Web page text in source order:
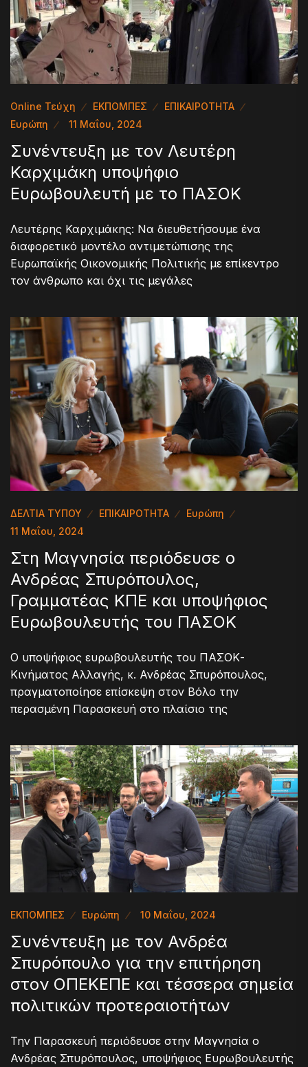
Online Τεύχη ΕΚΠΟΜΠΕΣ
ΕΠΙΚΑΙΡΟΤΗΤΑ
Ευρώπη
11 Μαΐου, 2024
Συνέντευξη με τον Λευτέρη
Καρχιμάκη υποψήφιο
Ευρωβουλευτή με το ΠΑΣΟΚ
Λευτέρης Καρχιμάκης: Να διευθετήσουμε ένα
διαφορετικό μοντέλο αντιμετώπισης της
Ευρωπαϊκής Οικονομικής Πολιτικής με επίκεντρο
τον άνθρωπο και όχι τις μεγάλες
ΔΕΛΤΙΑ ΤΥΠΟΥ ΕΠΙΚΑΙΡΟΤΗΤΑ
Ευρώπη
11 Μαΐου, 2024
Στη Μαγνησία περιόδευσε ο
Ανδρέας Σπυρόπουλος,
Γραμματέας ΚΠΕ και υποψήφιος
Ευρωβουλευτής του ΠΑΣΟΚ
Ο υποψήφιος ευρωβουλευτής του ΠΑΣΟΚ-
Κινήματος Αλλαγής, κ. Ανδρέας Σπυρόπουλος,
πραγματοποίησε επίσκεψη στον Βόλο την
περασμένη Παρασκευή στο πλαίσιο της
ΕΚΠΟΜΠΕΣ Ευρώπη 10 Μαΐου, 2024
Συνέντευξη με τον Ανδρέα
Σπυρόπουλο για την επιτήρηση
στον ΟΠΕΚΕΠΕ και τέσσερα σημεία
πολιτικών προτεραιοτήτων
Την Παρασκευή περιόδευσε στην Μαγνησία ο
Ανδρέας Σπυρόπουλος, υποψήφιος Ευρωβουλευτής